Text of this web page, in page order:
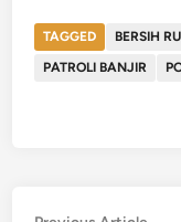
TAGGED BERSIH
PATROLI BANJIR